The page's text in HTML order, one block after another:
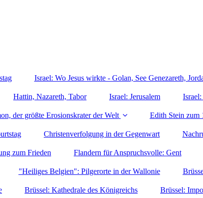
Israel: Wo Jesus wirkte - Golan, See Genezareth,
Hattin, Nazareth, Tabor Israel: Jerusalem
der größte Erosionskrater der Welt Edith Stein zum
Christenverfolgung in der Gegenwart
zum Frieden Flandern für Anspruchsvolle: Gent
"Heiliges Belgien": Pilgerorte in der Wallonie
Brüssel: Kathedrale des Königreichs Brüssel: